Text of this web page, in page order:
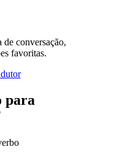
conversação,
favoritas.
para